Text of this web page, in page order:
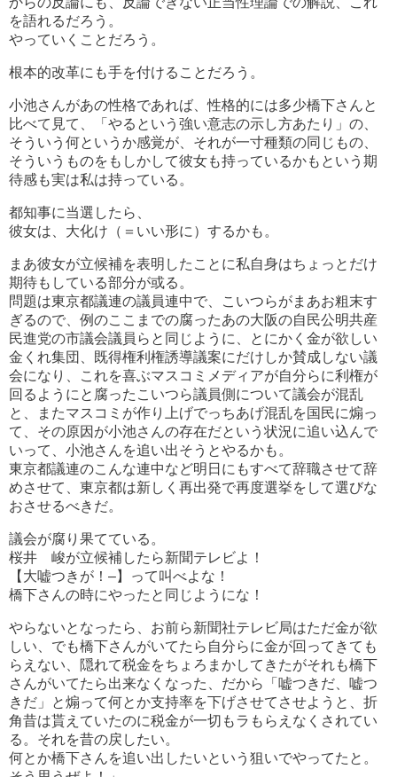
を語れるだろう。
やっていくことだろう。
根本的改革にも手を付けることだろう。
小池さんがあの性格であれば、性格的には多少橋下さんと
比べて見て、「やるという強い意志の示し方あたり」の、
そういう何というか感覚が、それが一寸種類の同じもの、
そういうものをもしかして彼女も持っているかもという期
待感も実は私は持っている。
都知事に当選したら、
彼女は、大化け（＝いい形に）するかも。
まあ彼女が立候補を表明したことに私自身はちょっとだけ
期待もしている部分が或る。
問題は東京都議連の議員連中で、こいつらがまあお粗末す
ぎるので、例のここまでの腐ったあの大阪の自民公明共産
民進党の市議会議員らと同じように、とにかく金が欲しい
金くれ集団、既得権利権誘導議案にだけしか賛成しない議
会になり、これを喜ぶマスコミメディアが自分らに利権が
回るようにと腐ったこいつら議員側について議会が混乱
と、またマスコミが作り上げでっちあげ混乱を国民に煽っ
て、その原因が小池さんの存在だという状況に追い込んで
いって、小池さんを追い出そうとやるかも。
東京都議連のこんな連中など明日にもすべて辞職させて辞
めさせて、東京都は新しく再出発で再度選挙をして選びな
おさせるべきだ。
議会が腐り果てている。
桜井 峻が立候補したら新聞テレビよ！
【大嘘つきが！–】って叫べよな！
橋下さんの時にやったと同じようにな！
やらないとなったら、お前ら新聞社テレビ局はただ金が欲
しい、でも橋下さんがいてたら自分らに金が回ってきても
らえない、隠れて税金をちょろまかしてきたがそれも橋下
さんがいてたら出来なくなった、だから「嘘つきだ、嘘つ
きだ」と煽って何とか支持率を下げさせてさせようと、折
角昔は貰えていたのに税金が一切もラもらえなくされてい
る。それを昔の戻したい。
何とか橋下さんを追い出したいという狙いでやってたと。